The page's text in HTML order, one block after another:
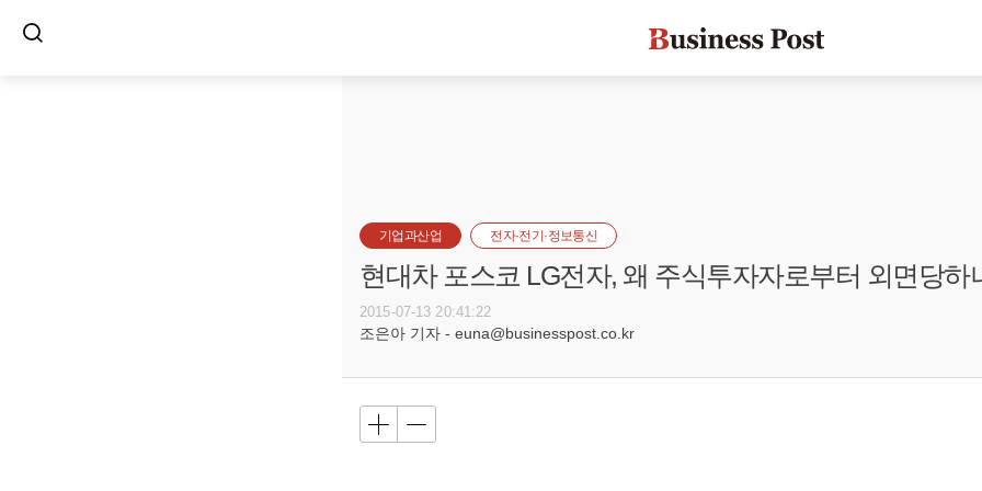
기업과산업 전자·전기·정보통신
현대차 포스코 LG전자, 왜 주식투자자로부터 외면당하
2015-07-13 20:41:22
조은아 기자 - euna@businesspost.co.kr